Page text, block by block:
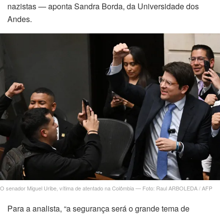
nazistas — aponta Sandra Borda, da Universidade dos
Andes.
O senador Miguel Uribe, vítima de atentado na Colômbia — Foto: Raul ARBOLEDA / AFP
Para a analista, “a segurança será o grande tema de